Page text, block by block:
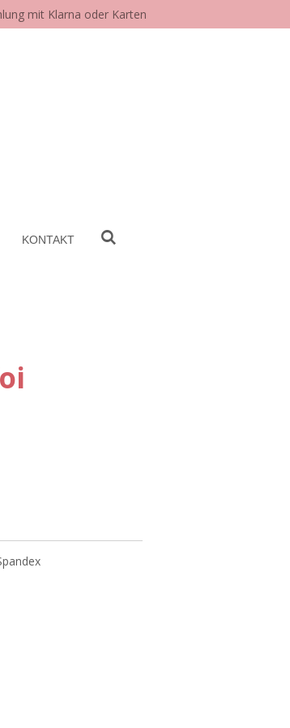
mit Klarna oder Karten
KONTAKT